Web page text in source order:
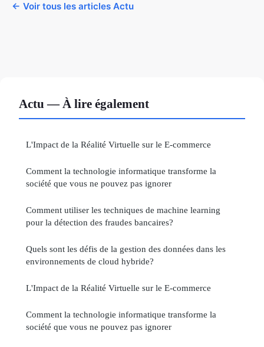
← Voir tous les articles Actu
Actu — À lire également
L'Impact de la Réalité Virtuelle sur le E-commerce
Comment la technologie informatique transforme la
société que vous ne pouvez pas ignorer
Comment utiliser les techniques de machine learning
pour la détection des fraudes bancaires?
Quels sont les défis de la gestion des données dans les
environnements de cloud hybride?
L'Impact de la Réalité Virtuelle sur le E-commerce
Comment la technologie informatique transforme la
société que vous ne pouvez pas ignorer